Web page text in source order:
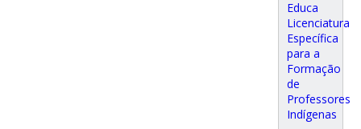
Educa
Licenciatura
Específica
para a
Formação
de
Professores
Indígenas